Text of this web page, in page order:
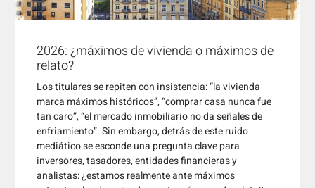
2026: ¿máximos de vivienda o máximos de
relato?
Los titulares se repiten con insistencia: “la vivienda
marca máximos históricos”, “comprar casa nunca fue
tan caro”, “el mercado inmobiliario no da señales de
enfriamiento”. Sin embargo, detrás de este ruido
mediático se esconde una pregunta clave para
inversores, tasadores, entidades financieras y
analistas: ¿estamos realmente ante máximos